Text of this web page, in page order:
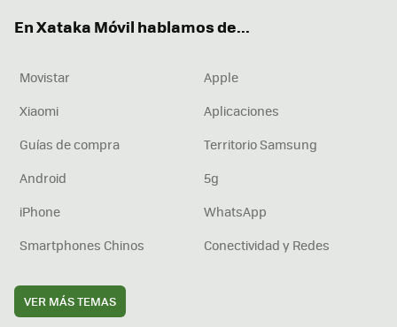
En Xataka Móvil hablamos de...
Movistar
Apple
Xiaomi
Aplicaciones
Guías de compra
Territorio Samsung
Android
5g
iPhone
WhatsApp
Smartphones Chinos
Conectividad y Redes
VER MÁS TEMAS